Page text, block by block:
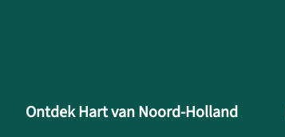
Ontdek Hart van Noord-Holland